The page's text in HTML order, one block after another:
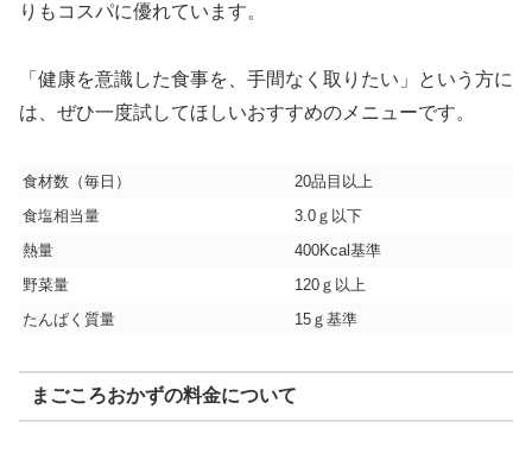
りもコスパに優れています。
「健康を意識した食事を、手間なく取りたい」という方に
は、ぜひ一度試してほしいおすすめのメニューです。
食材数（毎日）
20品目以上
食塩相当量
3.0ｇ以下
熱量
400Kcal基準
野菜量
120ｇ以上
たんぱく質量
15ｇ基準
まごころおかずの料金について